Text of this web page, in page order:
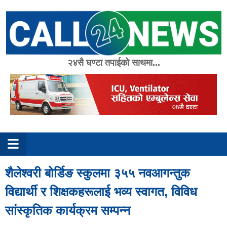
content
२४सै घण्टा तपाईको साथमा...
शैलेश्वरी बोर्डिङ स्कुलमा ३५५ नवआगन्तुक
विद्यार्थी र शिक्षकहरूलाई भव्य स्वागत, विविध
सांस्कृतिक कार्यक्रम सम्पन्न